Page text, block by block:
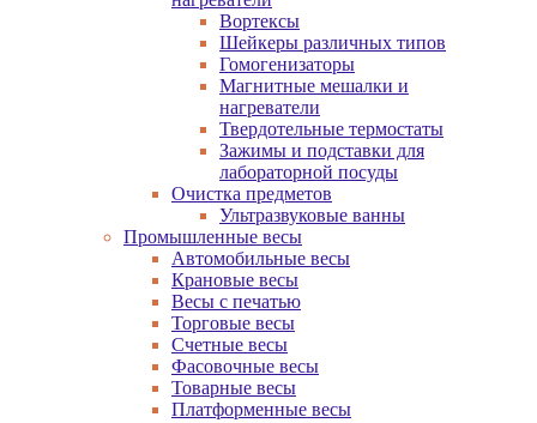
Вортексы
Шейкеры различных типов
Гомогенизаторы
Магнитные мешалки и
нагреватели
Твердотельные термостаты
Зажимы и подставки для
лабораторной посуды
Очистка предметов
Ультразвуковые ванны
Промышленные весы
Автомобильные весы
Крановые весы
Весы с печатью
Торговые весы
Счетные весы
Фасовочные весы
Товарные весы
Платформенные весы